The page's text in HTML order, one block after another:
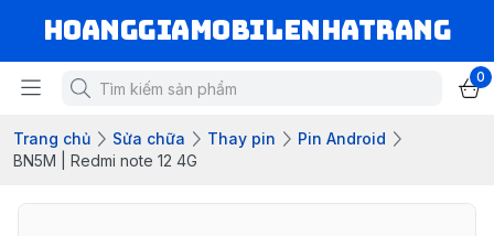
hoanggiamobilenhatrang
0
Trang chủ Sửa chữa Thay pin
Pin Android
BN5M | Redmi note 12 4G